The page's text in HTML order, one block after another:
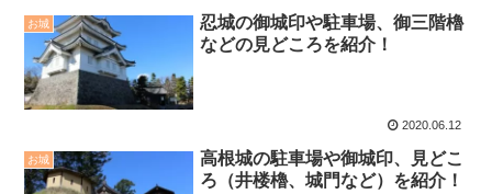
お城
忍城の御城印や駐車場、御三階櫓
などの見どころを紹介！
2020.06.12
お城
高根城の駐車場や御城印、見どこ
ろ（井楼櫓、城門など）を紹介！